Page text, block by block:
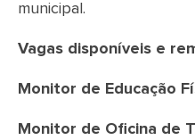
municipal.
Vagas disponíveis e
Monitor de Educação
Monitor de Oficina de